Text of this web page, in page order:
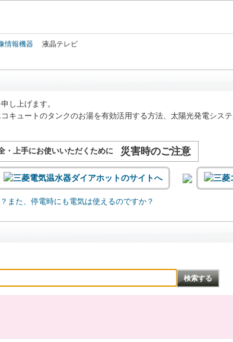
情報機器
液晶テレビ
し上げます。
キュートのタンクのお湯を有効活用する方法、太陽光発電シス
・上手にお使いいただくために 災害時のご注意
また、停電時にも電気は使えるのですか？